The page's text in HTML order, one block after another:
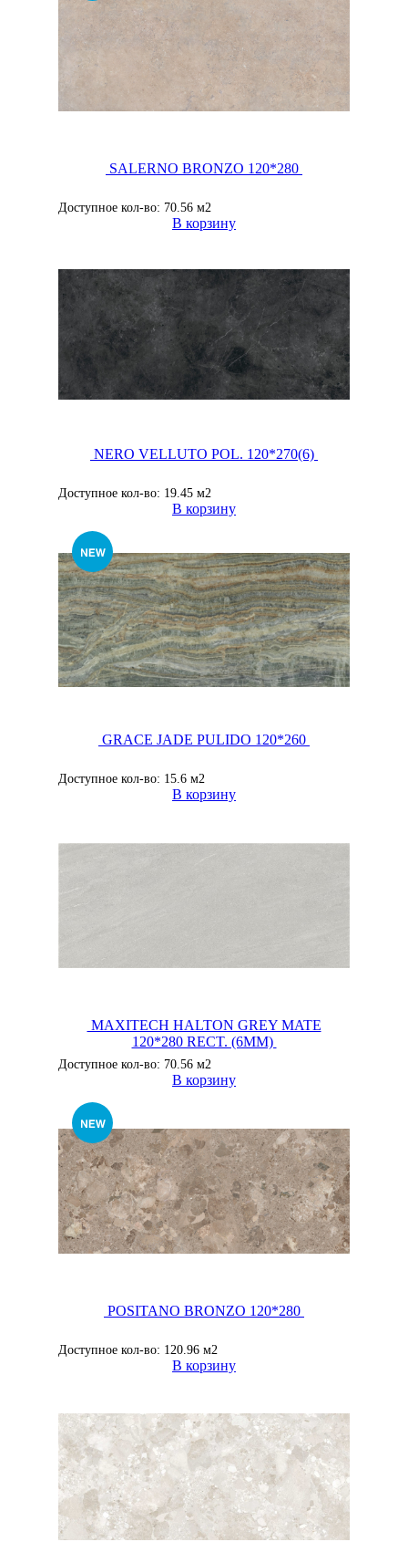
SALERNO BRONZO 120*280
Доступное кол-во: 70.56 м2
В корзину
NERO VELLUTO POL. 120*270(6)
Доступное кол-во: 19.45 м2
В корзину
GRACE JADE PULIDO 120*260
Доступное кол-во: 15.6 м2
В корзину
MAXITECH HALTON GREY MATE
120*280 RECT. (6MM)
Доступное кол-во: 70.56 м2
В корзину
POSITANO BRONZO 120*280
Доступное кол-во: 120.96 м2
В корзину